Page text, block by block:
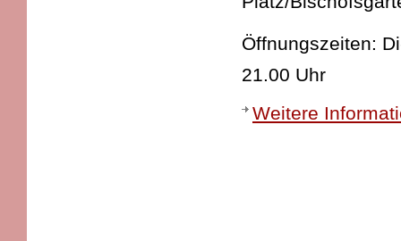
Öffnungszeiten:
21.00 Uhr
Weitere